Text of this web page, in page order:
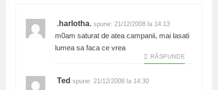
.harlotha. spune: 21/12/2008 la 14:13
m0am saturat de atea campanii, mai lasati
lumea sa faca ce vrea
RĂSPUNDE
Ted spune: 21/12/2008 la 14:30